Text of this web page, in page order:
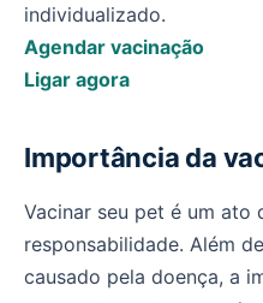
individualizado.
Agendar vacinação
Ligar agora
Importância da
Vacinar seu pet é um ato
responsabilidade. Além
causado pela doença, a